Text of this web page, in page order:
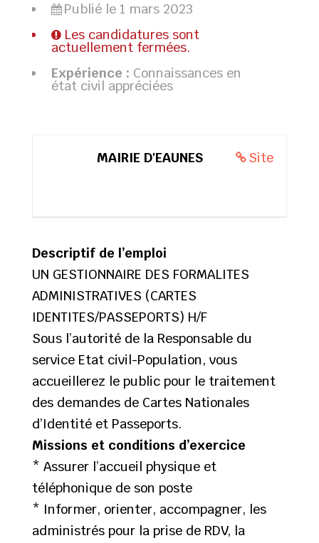
Publié le 1 mars 2023
Les candidatures sont
actuellement fermées.
Expérience : Connaissances en
état civil appréciées
Site
MAIRIE D'EAUNES
Descriptif de l’emploi
UN GESTIONNAIRE DES FORMALITES
ADMINISTRATIVES (CARTES
IDENTITES/PASSEPORTS) H/F
Sous l’autorité de la Responsable du
service Etat civil-Population, vous
accueillerez le public pour le traitement
des demandes de Cartes Nationales
d’Identité et Passeports.
Missions et conditions d’exercice
* Assurer l’accueil physique et
téléphonique de son poste
* Informer, orienter, accompagner, les
administrés pour la prise de RDV, la